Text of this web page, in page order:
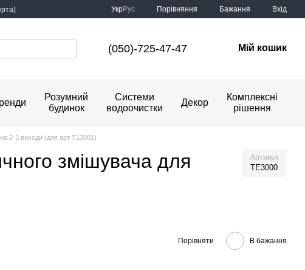
УкрРус Порівняння Бажання Вхід
(050)-725-47-47 Мій кошик
Розумний
будинок
Системи
водоочистки
Декор
Комплексні
рішення
2-3 виходи (для арт T13001)
змiшувача для
Артикул
TE3000
Порівняти В бажання